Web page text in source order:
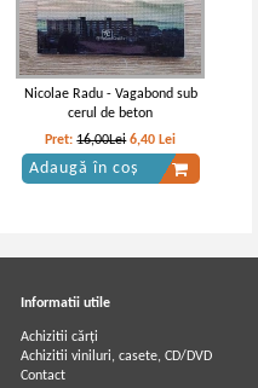
Nicolae Radu - Vagabond sub
cerul de beton
Pret:16,00Lei 6,40 Lei
Adaugă în coș
Informatii utile
Achizitii cărți
Achizitii viniluri, casete, CD/DVD
Contact